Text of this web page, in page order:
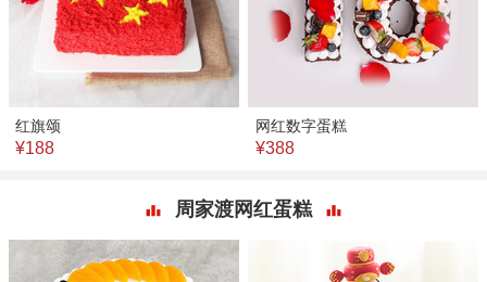
红旗颂
¥188
网红数字蛋糕
¥388
周家渡网红蛋糕